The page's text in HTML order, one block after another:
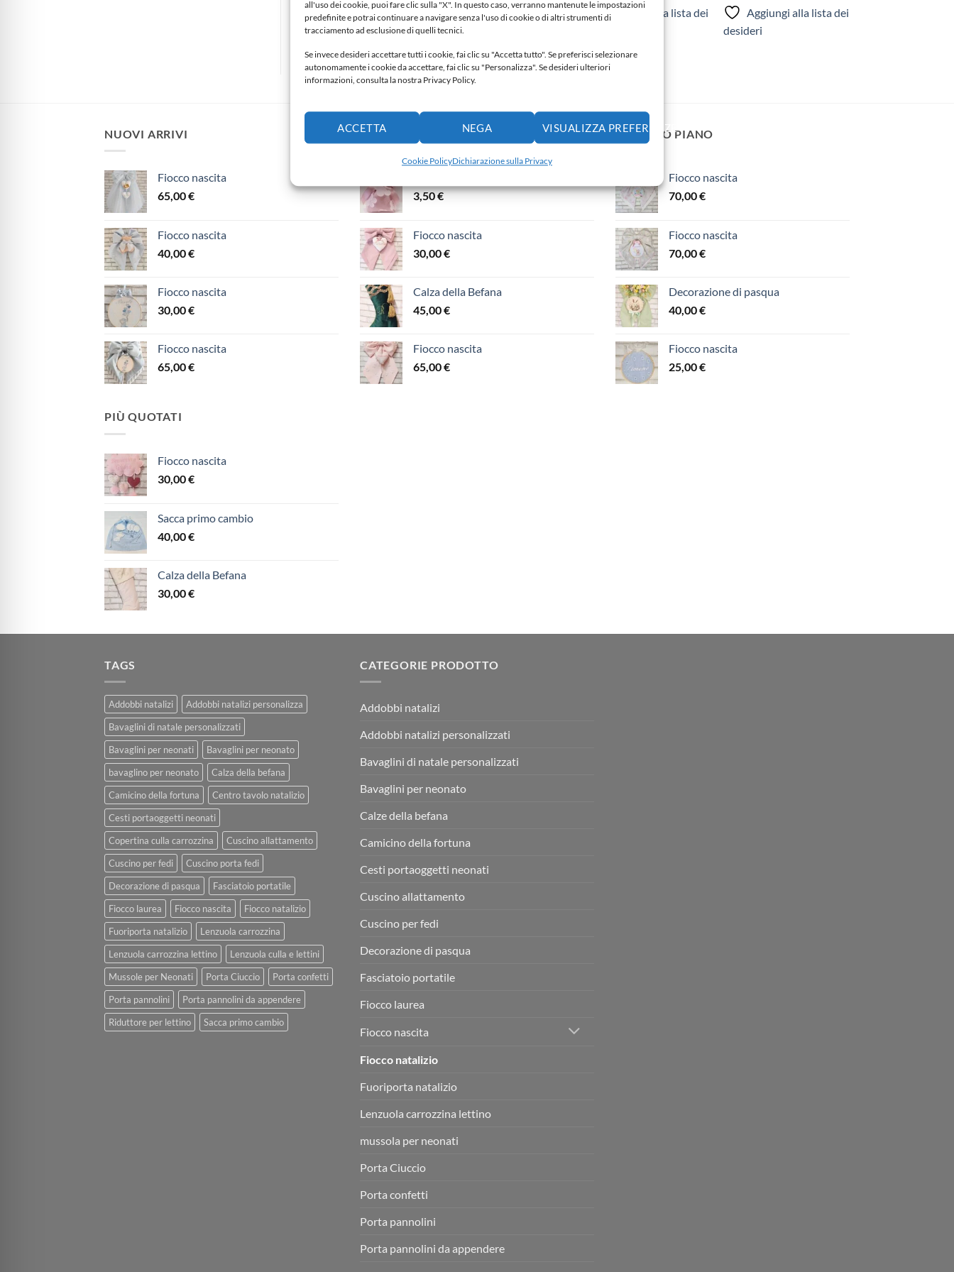
all'uso dei cookie, puoi fare clic sulla "X". In questo caso, verranno mantenute le impostazioni
predefinite e potrai continuare a navigare senza l'uso di cookie o di altri strumenti di
tracciamento ad esclusione di quelli tecnici.
Se invece desideri accettare tutti i cookie, fai clic su "Accetta tutto". Se preferisci selezionare
autonomamente i cookie da accettare, fai clic su "Personalizza". Se desideri ulteriori
informazioni, consulta la nostra Privacy Policy.
ACCETTA NEGA VISUALIZZA PREFERENZE
Cookie PolicyDichiarazione sulla Privacy
Aggiungi alla lista dei
desideri
Aggiungi alla lista dei
desideri
Aggiungi alla lista dei
Aggiungi alla lista dei
desideri
NUOVI ARRIVI
Fiocco nascita
65,00€
Fiocco nascita
40,00€
Fiocco nascita
30,00€
Fiocco nascita
65,00€
PIÙ VENDUTI
3,50€
Fiocco nascita
30,00€
Calza della Befana
45,00€
Fiocco nascita
65,00€
IN PRIMO PIANO
Fiocco nascita
70,00€
Fiocco nascita
70,00€
Decorazione di pasqua
40,00€
Fiocco nascita
25,00€
PIÙ QUOTATI
Fiocco nascita
30,00€
Sacca primo cambio
40,00€
Calza della Befana
30,00€
TAGS
Addobbi natalizi
Addobbi natalizi personalizza
Bavaglini di natale personalizzati
Bavaglini per neonati
Bavaglini per neonato
bavaglino per neonato
Calza della befana
Camicino della fortuna
Centro tavolo natalizio
Cesti portaoggetti neonati
Copertina culla carrozzina
Cuscino allattamento
Cuscino per fedi
Cuscino porta fedi
Decorazione di pasqua
Fasciatoio portatile
Fiocco laurea
Fiocco nascita
Fiocco natalizio
Fuoriporta natalizio
Lenzuola carrozzina
Lenzuola carrozzina lettino
Lenzuola culla e lettini
Mussole per Neonati
Porta Ciuccio
Porta confetti
Porta pannolini
Porta pannolini da appendere
Riduttore per lettino
Sacca primo cambio
CATEGORIE PRODOTTO
Addobbi natalizi
Addobbi natalizi personalizzati
Bavaglini di natale personalizzati
Bavaglini per neonato
Calze della befana
Camicino della fortuna
Cesti portaoggetti neonati
Cuscino allattamento
Cuscino per fedi
Decorazione di pasqua
Fasciatoio portatile
Fiocco laurea
Fiocco nascita
Fiocco natalizio
Fuoriporta natalizio
Lenzuola carrozzina lettino
mussola per neonati
Porta Ciuccio
Porta confetti
Porta pannolini
Porta pannolini da appendere